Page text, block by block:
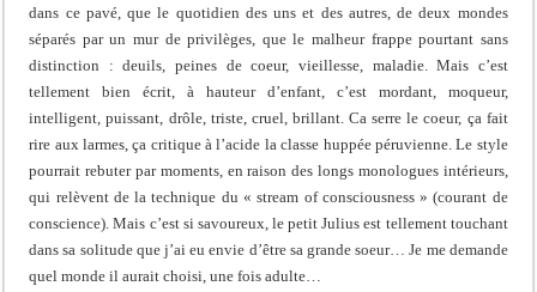
dans ce pavé, que le quotidien des uns et des autres, de deux mondes
séparés par un mur de privilèges, que le malheur frappe pourtant sans
distinction : deuils, peines de coeur, vieillesse, maladie. Mais c’est
tellement bien écrit, à hauteur d’enfant, c’est mordant, moqueur,
intelligent, puissant, drôle, triste, cruel, brillant. Ca serre le coeur, ça fait
rire aux larmes, ça critique à l’acide la classe huppée péruvienne. Le style
pourrait rebuter par moments, en raison des longs monologues intérieurs,
qui relèvent de la technique du « stream of consciousness » (courant de
conscience). Mais c’est si savoureux, le petit Julius est tellement touchant
dans sa solitude que j’ai eu envie d’être sa grande soeur… Je me demande
quel monde il aurait choisi, une fois adulte…